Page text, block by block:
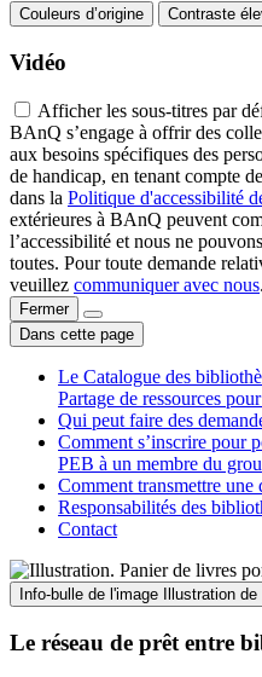
Couleurs d’origine Contraste
Vidéo
Afficher les sous-titres par
BAnQ s’engage à offrir des
aux besoins spécifiques des
de handicap, en tenant compte
dans la Politique d'accessibilité
extérieures à BAnQ peuvent
l’accessibilité et nous ne
toutes. Pour toute demande
veuillez communiquer avec nous.
Fermer
Dans cette page
Le Catalogue des
Partage de ressources
Qui peut faire des
Comment s’inscrire pour
PEB à un membre du
Comment transmettre une
Responsabilités des
Contact
Info-bulle de l'image Illustration
Le réseau de prêt entre